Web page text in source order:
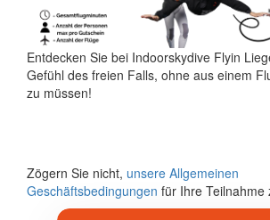
Entdecken Sie bei Indoorskydive Flyin
Gefühl des freien Falls, ohne aus einem
zu müssen!
Zögern Sie nicht, unsere Allgemeinen
Geschäftsbedingungen für Ihre Teilnahme